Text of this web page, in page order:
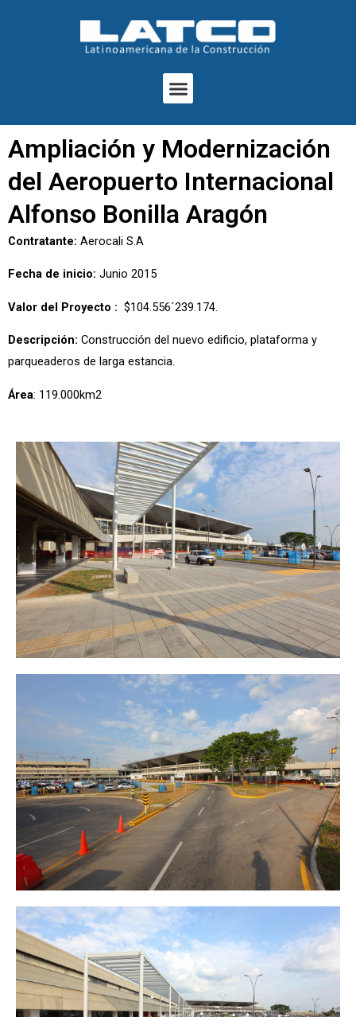
Menu
Ampliación y Modernización
del Aeropuerto Internacional
Alfonso Bonilla Aragón
Contratante: Aerocali S.A
Fecha de inicio: Junio 2015
Valor del Proyecto : $104.556´239.174.
Descripción: Construcción del nuevo edificio, plataforma y
parqueaderos de larga estancia.
Área: 119.000km2